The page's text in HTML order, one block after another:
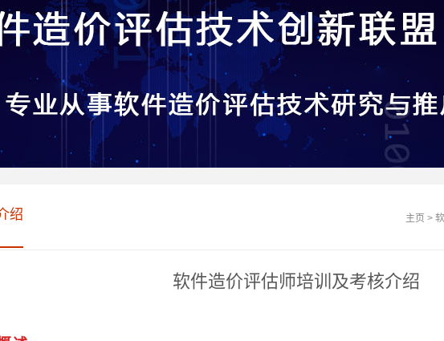
绍 主页 >
软件造价评估师培训及考核介绍